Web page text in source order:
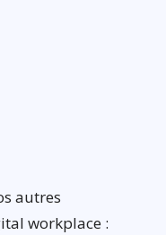
autres
workplace :